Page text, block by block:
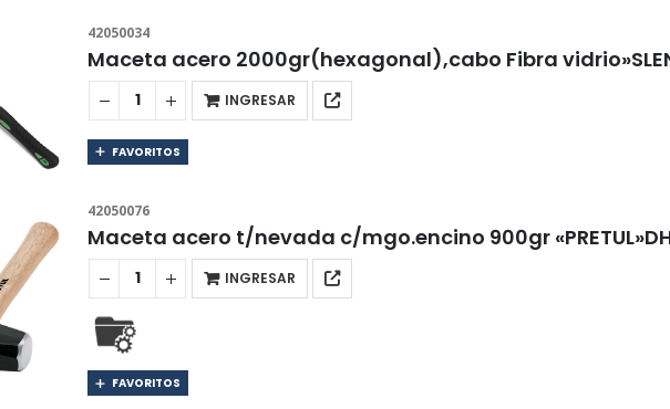
42050034
Maceta acero 2000gr(hexagonal),cabo Fibra
INGRESAR
FAVORITOS
42050076
Maceta acero t/nevada c/mgo.encino 900gr
INGRESAR
FAVORITOS